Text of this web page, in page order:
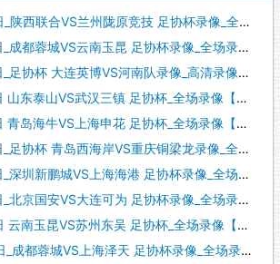
合VS兰州陇原竞技 足协杯录像_全场录像【高清回放】
蓉城VS云南玉昆 足协杯录像_全场录像【全场回放】
杯 大连英博VS河南队录像_高清录像【全场回放】
泰山VS武汉三镇 足协杯_全场录像【全场回放】
海牛VS上海申花 足协杯_全场录像【全场回放】
青岛西海岸VS重庆铜梁龙录像_全场录像【高清回放】
鹏城VS上海海港 足协杯录像_全场录像【高清回放】
国安VS大连可为 足协杯录像_全场录像【全场回放】
玉昆VS苏州东吴 足协杯_全场录像【视频集锦】
蓉城VS上海泽天 足协杯录像_全场录像【高清回放】